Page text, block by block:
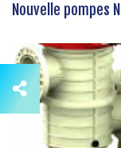
Nouvelle pompes